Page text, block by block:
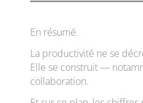
En résumé.
La productivité ne se
Elle se construit —
collaboration.